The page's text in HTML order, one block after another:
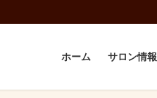
ホーム サロン情報